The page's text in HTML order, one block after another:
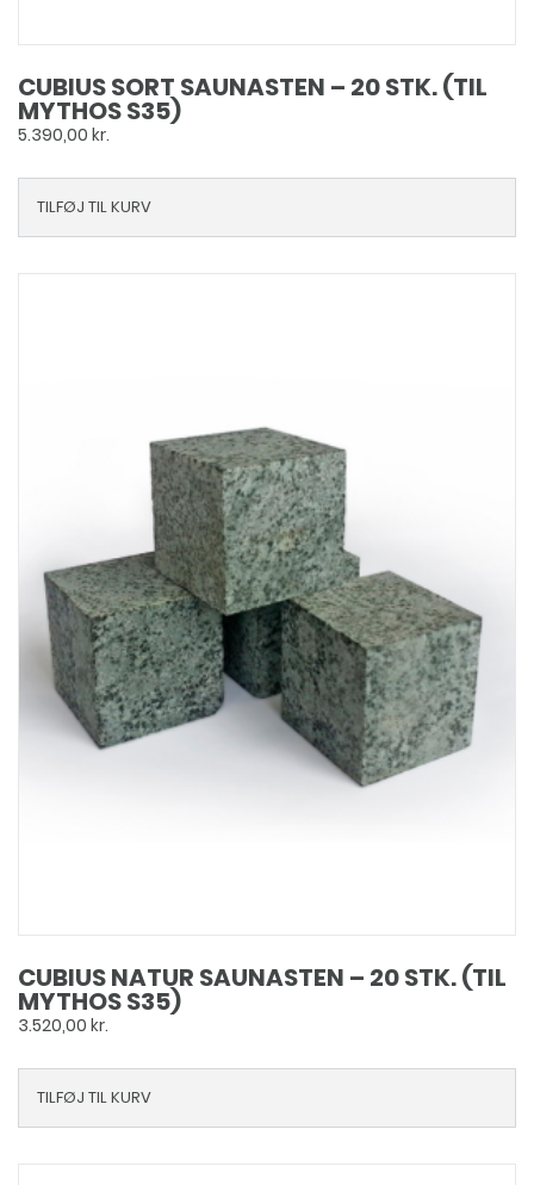
CUBIUS SORT SAUNASTEN – 20 STK. (TIL
MYTHOS S35)
5.390,00 kr.
TILFØJ TIL KURV
CUBIUS NATUR SAUNASTEN – 20 STK. (TIL
MYTHOS S35)
3.520,00 kr.
TILFØJ TIL KURV